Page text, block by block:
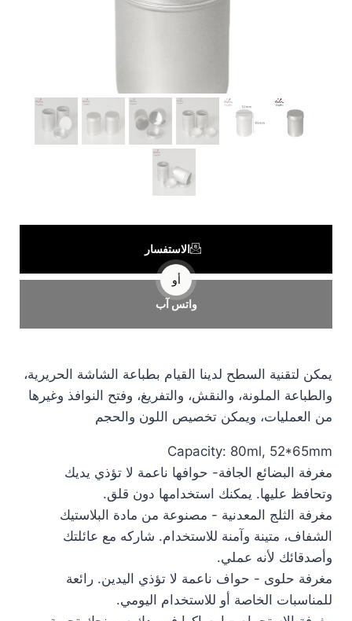
الاستفسار
أو
واتس آب
يمكن لتقنية السطح لدينا القيام بطباعة الشاشة الحريرية،
والطباعة الملونة، والنقش، والتفريغ، وفتح النوافذ وغيرها
من العمليات، ويمكن تخصيص اللون والحجم
Capacity: 80ml, 52*65mm
مغرفة البضائع الجافة- حوافها ناعمة لا تؤذي يديك
وتحافظ عليها. يمكنك استخدامها دون قلق.
مغرفة الثلج المعدنية - مصنوعة من مادة البلاستيك
الشفاف، متينة وآمنة للاستخدام. شاركه مع عائلتك
وأصدقائك لأنه عملي.
مغرفة حلوى - حواف ناعمة لا تؤذي اليدين. رائعة
للمناسبات الخاصة أو للاستخدام اليومي.